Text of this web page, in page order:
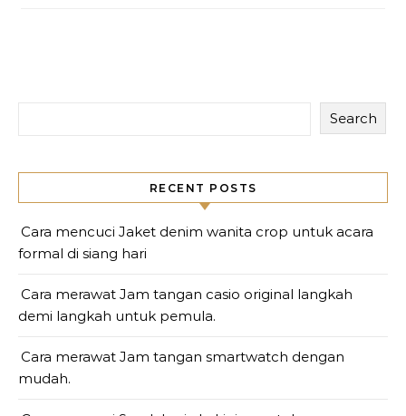
Search
RECENT POSTS
Cara mencuci Jaket denim wanita crop untuk acara
formal di siang hari
Cara merawat Jam tangan casio original langkah
demi langkah untuk pemula.
Cara merawat Jam tangan smartwatch dengan
mudah.